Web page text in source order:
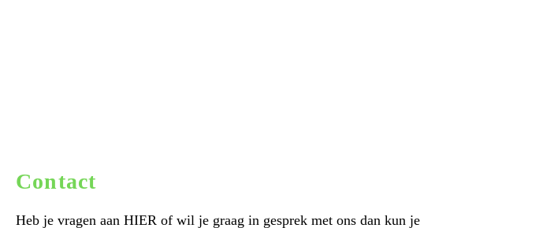
Contact
Heb je vragen aan HIER of wil je graag in gesprek met ons dan kun je